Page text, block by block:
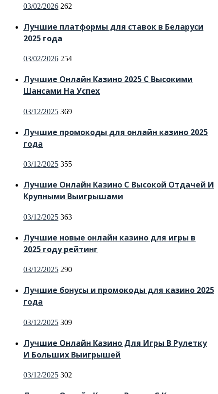
Posted
03/02/2026 262
Лучшие платформы для ставок в Беларуси
2025 года
Posted
03/02/2026 254
Лучшие Онлайн Казино 2025 С Высокими
Шансами На Успех
Posted
03/12/2025 369
Лучшие промокоды для онлайн казино 2025
года
Posted
03/12/2025 355
Лучшие Онлайн Казино С Высокой Отдачей И
Крупными Выигрышами
Posted
03/12/2025 363
Лучшие новые онлайн казино для игры в
2025 году рейтинг
Posted
03/12/2025 290
Лучшие бонусы и промокоды для казино 2025
года
Posted
03/12/2025 309
Лучшие Онлайн Казино Для Игры В Рулетку
И Больших Выигрышей
Posted
03/12/2025 302